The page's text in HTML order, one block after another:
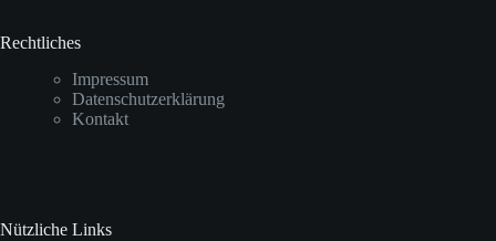
Rechtliches
Impressum
Datenschutzerklärung
Kontakt
Nützliche Links